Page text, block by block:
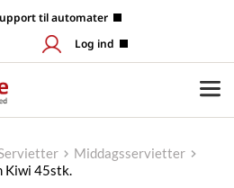
til automater
Log ind
Middagsservietter
Kiwi 45stk.